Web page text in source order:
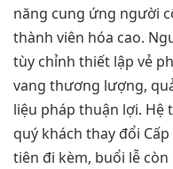
năng cung ứng người
thành viên hóa cao.
tùy chỉnh thiết lập vẻ
vang thương lượng,
liệu pháp thuận lợi.
quý khách thay đổi
tiên đi kèm, buổi lễ